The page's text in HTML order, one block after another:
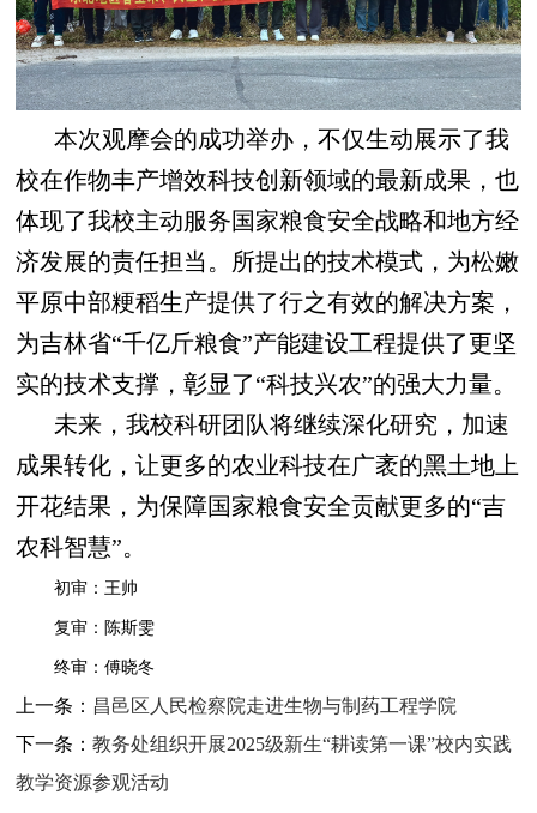
本次观摩会的成功举办，不仅生动展示了我
校在作物丰产增效科技创新领域的最新成果，也
体现了我校主动服务国家粮食安全战略和地方经
济发展的责任担当。所提出的技术模式，为松嫩
平原中部粳稻生产提供了行之有效的解决方案，
为吉林省“千亿斤粮食”产能建设工程提供了更坚
实的技术支撑，彰显了“科技兴农”的强大力量。
未来，我校科研团队将继续深化研究，加速
成果转化，让更多的农业科技在广袤的黑土地上
开花结果，为保障国家粮食安全贡献更多的“吉
农科智慧”。
初审：王帅
复审：陈斯雯
终审：傅晓冬
上一条： 昌邑区人民检察院走进生物与制药工程学院
下一条：教务处组织开展2025级新生“耕读第一课”校内实践
教学资源参观活动